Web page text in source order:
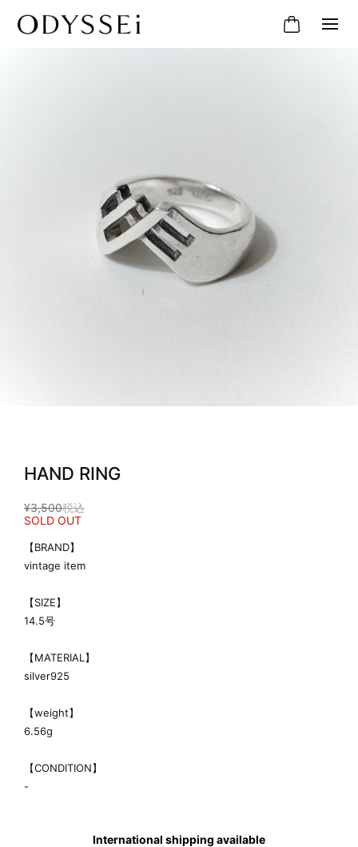
HAND RING
¥3,500税込
SOLD OUT
【BRAND】
vintage item
【SIZE】
14.5号
【MATERIAL】
silver925
【weight】
6.56g
【CONDITION】
-
International shipping available